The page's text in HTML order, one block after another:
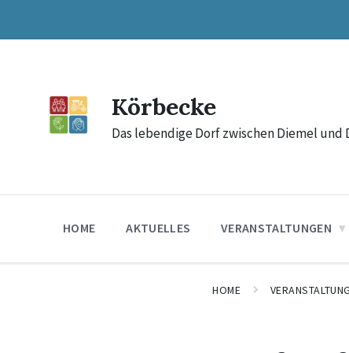
content
main
footer
Körbecke
Das lebendige Dorf zwischen Diemel und
HOME AKTUELLES VERANSTALTUNGEN
HOME